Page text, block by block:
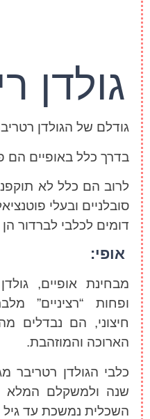
גולדן
גודלם של הגולדן
בדרך כלל באופיים הם
לרוב הם כלל לא
סובלניים ובעלי
דומים לכלבי לברדור
אופי:
מבחינת אופיים,
ופחות “רציניים”
חיצוני, הם נבדלים
הארוכה והמוזהבת.
כלבי הגולדן רטריבר
שנה ולמשקלם המלא
השכלית נמשכת עד גיל